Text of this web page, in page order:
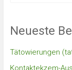
Neueste
Tätowierungen
Kontaktekzem-